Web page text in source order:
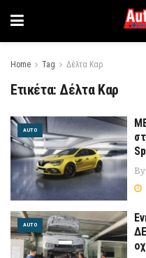
Home Tag Δέλτα Καρ
Ετικέτα:Δέλτα Καρ
AUTO
By
AUTO